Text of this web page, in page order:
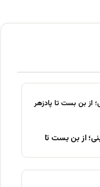
از بن بست تا